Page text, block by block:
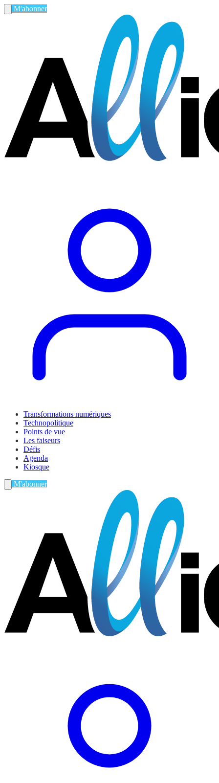
M'abonner
Transformations numériques
Technopolitique
Points de vue
Les faiseurs
Défis
Agenda
Kiosque
M'abonner